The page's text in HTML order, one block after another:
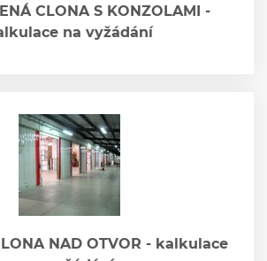
CLONA S KONZOLAMI -
na vyžádání
NAD OTVOR - kalkulace